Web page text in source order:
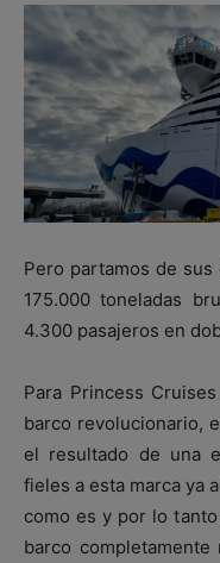
Pero partamos de
175.000 toneladas
4.300 pasajeros en
Para Princess
barco revolucionario,
el resultado de una
fieles a esta marca ya
como es y por lo
barco